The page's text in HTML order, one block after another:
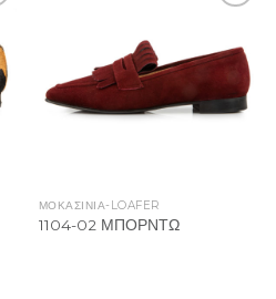
ΜΟΚΑΣΙΝΙΑ-LOAFER
1104-02 ΜΠΟΡΝΤΩ